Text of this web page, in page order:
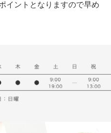
イントとなりますので早め